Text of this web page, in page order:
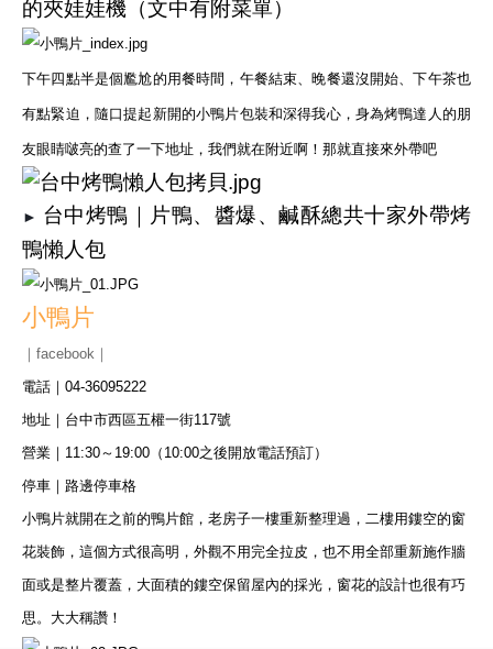
的夾娃娃機（文中有附菜單）
下午四點半是個尷尬的用餐時間，午餐結束、晚餐還沒開始、下午茶也
有點緊迫，隨口提起新開的小鴨片包裝和深得我心，身為烤鴨達人的朋
友眼睛啵亮的查了一下地址，我們就在附近啊！那就直接來外帶吧
► 台中烤鴨｜片鴨、醬爆、鹹酥總共十家外帶烤
鴨懶人包
小鴨片
｜facebook｜
電話｜04-36095222
地址｜台中市西區五權一街117號
營業｜11:30～19:00（10:00之後開放電話預訂）
停車｜路邊停車格
小鴨片就開在之前的鴨片館，老房子一樓重新整理過，二樓用鏤空的窗
花裝飾，這個方式很高明，外觀不用完全拉皮，也不用全部重新施作牆
面或是整片覆蓋，大面積的鏤空保留屋內的採光，窗花的設計也很有巧
思。大大稱讚！